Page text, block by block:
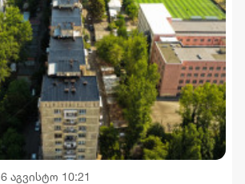
6 აგვისტო 10:21